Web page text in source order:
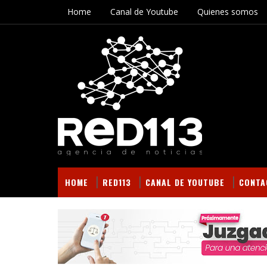
Home Canal de Youtube Quienes somos
HOME RED113 CANAL DE YOUTUBE